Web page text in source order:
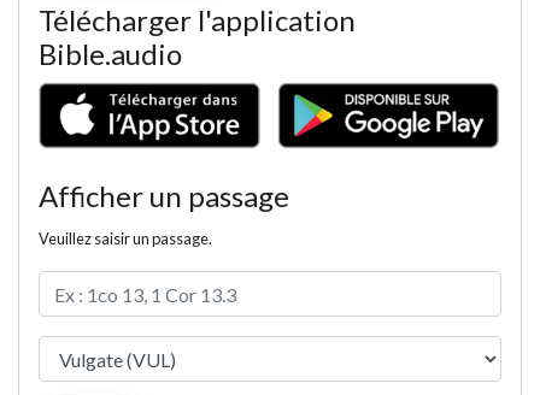
Télécharger l'application
Bible.audio
Afficher un passage
Veuillez saisir un passage.